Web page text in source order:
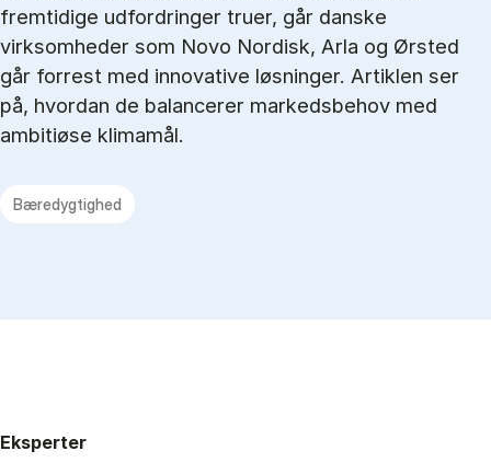
fremtidige udfordringer truer, går danske
virksomheder som Novo Nordisk, Arla og Ørsted
går forrest med innovative løsninger. Artiklen ser
på, hvordan de balancerer markedsbehov med
ambitiøse klimamål.
Bæredygtighed
Eksperter